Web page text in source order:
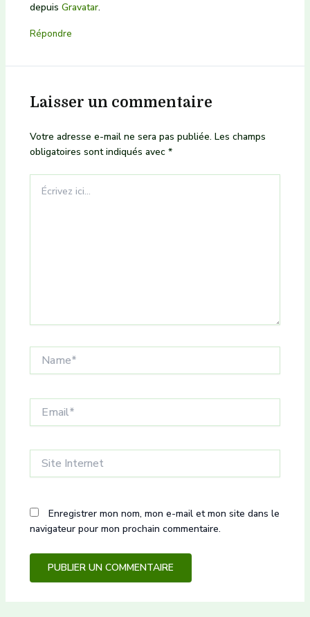
depuis Gravatar.
Répondre
Laisser un commentaire
Votre adresse e-mail ne sera pas publiée. Les champs
obligatoires sont indiqués avec *
ici…
Internet
Enregistrer mon nom, mon e-mail et mon site dans le
navigateur pour mon prochain commentaire.